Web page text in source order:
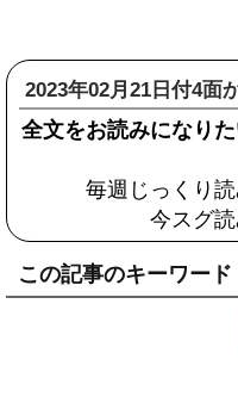
2023年02月21日付4面
全文をお読みになり
毎週じっくり
今スグ
この記事のキーワード